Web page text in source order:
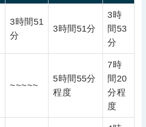
3時間51
分
3時間51分
3時
間53
分
~~~~~
5時間55分
程度
7時
間20
分程
度